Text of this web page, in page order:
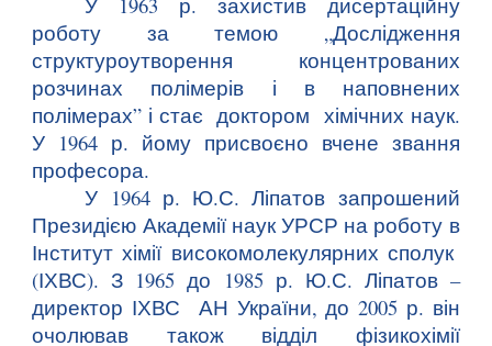
роботу за темою „Дослідження
структуроутворення концентрованих
розчинах полімерів і в наповнених
полімерах” і стає доктором хімічних наук.
У 1964 р. йому присвоєно вчене звання
професора.
У 1964 р. Ю.С. Ліпатов запрошений
Президією Академії наук УРСР на роботу в
Інститут хімії високомолекулярних сполук
(ІХВС). З 1965 до 1985 р. Ю.С. Ліпатов –
директор ІХВС АН України, до 2005 р. він
очолював також відділ фізикохімії